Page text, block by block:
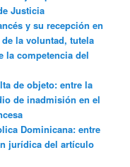
Justicia
y su recepción en
la voluntad, tutela
competencia del
de objeto: entre la
de inadmisión en el
Dominicana: entre
jurídica del artículo